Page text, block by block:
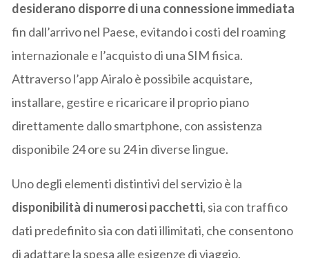
desiderano disporre di una connessione immediata
fin dall’arrivo nel Paese, evitando i costi del roaming
internazionale e l’acquisto di una SIM fisica.
Attraverso l’app Airalo è possibile acquistare,
installare, gestire e ricaricare il proprio piano
direttamente dallo smartphone, con assistenza
disponibile 24 ore su 24 in diverse lingue.
Uno degli elementi distintivi del servizio è la
disponibilità di numerosi pacchetti, sia con traffico
dati predefinito sia con dati illimitati, che consentono
di adattare la spesa alle esigenze di viaggio.